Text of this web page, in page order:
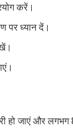
करें।
पर ध्यान दें।
हो जाएं और